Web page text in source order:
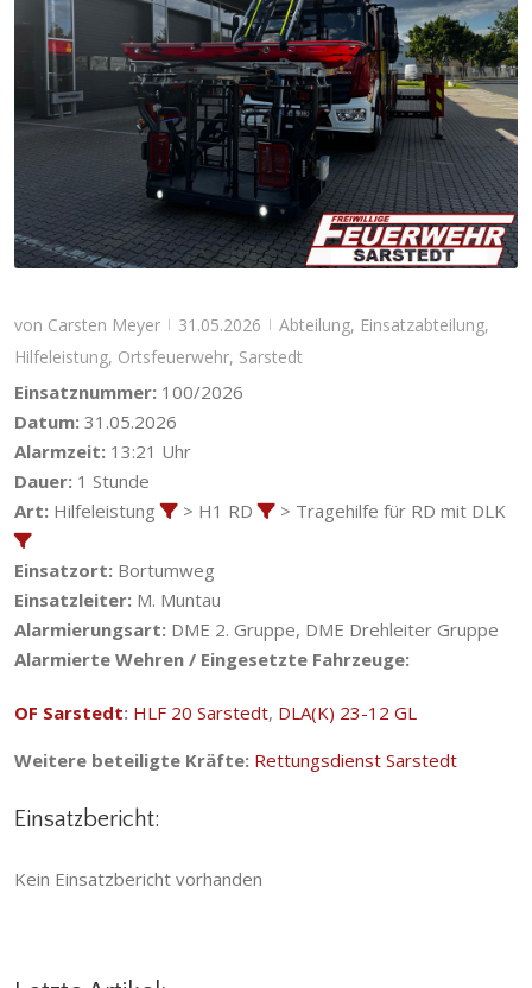
von Carsten Meyer | 31.05.2026 | Abteilung, Einsatzabteilung,
Hilfeleistung, Ortsfeuerwehr, Sarstedt
Einsatznummer: 100/2026
Datum: 31.05.2026
Alarmzeit: 13:21 Uhr
Dauer: 1 Stunde
Art: Hilfeleistung > H1 RD > Tragehilfe für RD mit DLK
Einsatzort: Bortumweg
Einsatzleiter: M. Muntau
Alarmierungsart: DME 2. Gruppe, DME Drehleiter Gruppe
Alarmierte Wehren / Eingesetzte Fahrzeuge:
OF Sarstedt: HLF 20 Sarstedt, DLA(K) 23-12 GL
Weitere beteiligte Kräfte: Rettungsdienst Sarstedt
Einsatzbericht:
Kein Einsatzbericht vorhanden